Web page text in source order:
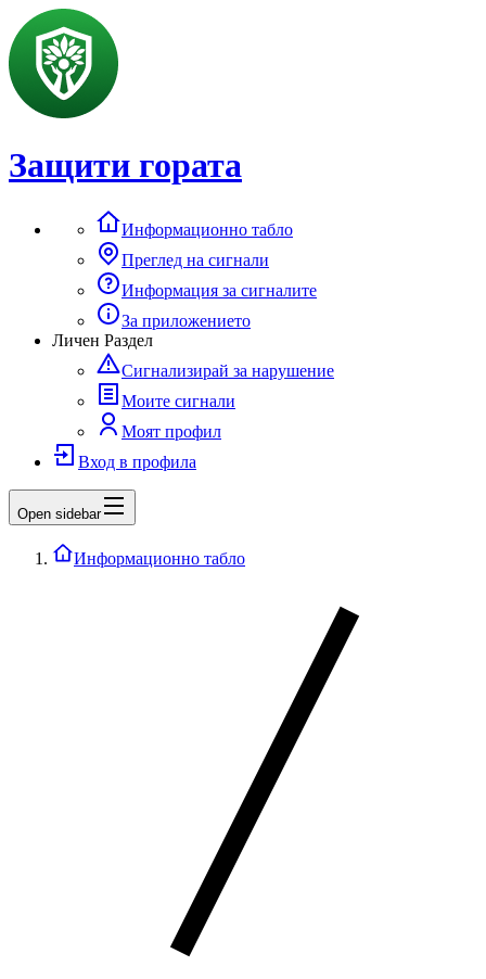
Защити гората
Информационно табло
Преглед на сигнали
Информация за сигналите
За приложението
Личен Раздел
Сигнализирай за нарушение
Моите сигнали
Моят профил
Вход в профила
Open sidebar
Информационно табло